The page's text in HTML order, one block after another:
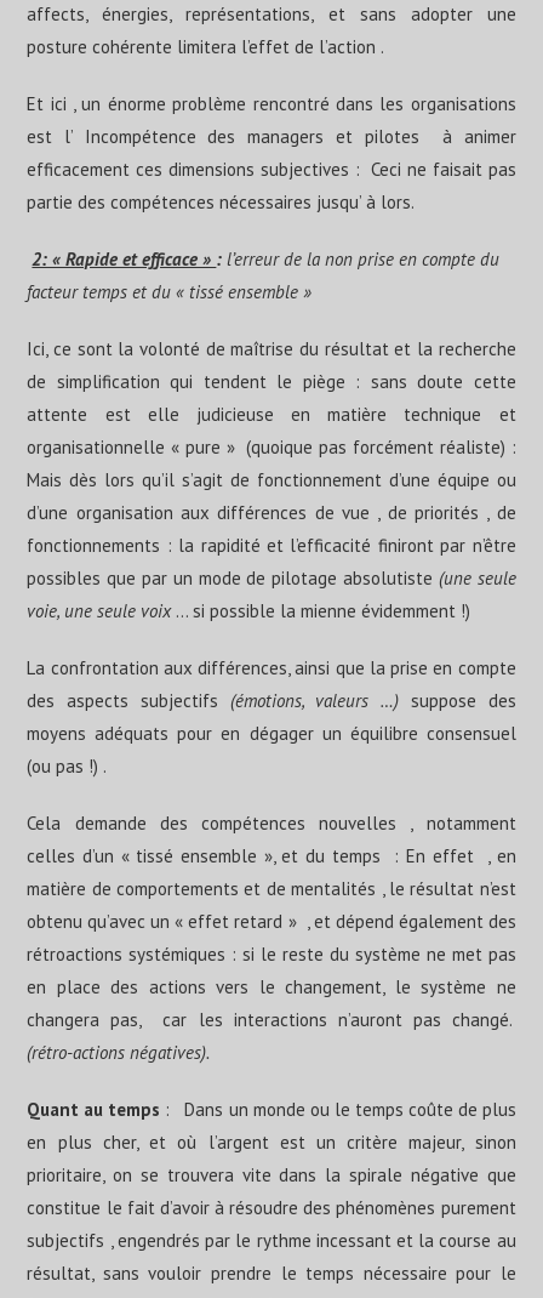
affects, énergies, représentations, et sans adopter une
posture cohérente limitera l’effet de l’action .
Et ici , un énorme problème rencontré dans les organisations
est l’ Incompétence des managers et pilotes à animer
efficacement ces dimensions subjectives : Ceci ne faisait pas
partie des compétences nécessaires jusqu’ à lors.
2: « Rapide et efficace » :l’erreur de la non prise en compte du
facteur temps et du « tissé ensemble »
Ici, ce sont la volonté de maîtrise du résultat et la recherche
de simplification qui tendent le piège : sans doute cette
attente est elle judicieuse en matière technique et
organisationnelle « pure » (quoique pas forcément réaliste) :
Mais dès lors qu’il s’agit de fonctionnement d’une équipe ou
d’une organisation aux différences de vue , de priorités , de
fonctionnements : la rapidité et l’efficacité finiront par n’être
possibles que par un mode de pilotage absolutiste (une seule
voie, une seule voix… si possible la mienne évidemment !)
La confrontation aux différences, ainsi que la prise en compte
des aspects subjectifs (émotions, valeurs …) suppose des
moyens adéquats pour en dégager un équilibre consensuel
(ou pas !) .
Cela demande des compétences nouvelles , notamment
celles d’un « tissé ensemble », et du temps : En effet , en
matière de comportements et de mentalités , le résultat n’est
obtenu qu’avec un « effet retard » , et dépend également des
rétroactions systémiques : si le reste du système ne met pas
en place des actions vers le changement, le système ne
changera pas, car les interactions n’auront pas changé.
(rétro-actions négatives).
Quant au temps : Dans un monde ou le temps coûte de plus
en plus cher, et où l’argent est un critère majeur, sinon
prioritaire, on se trouvera vite dans la spirale négative que
constitue le fait d’avoir à résoudre des phénomènes purement
subjectifs , engendrés par le rythme incessant et la course au
résultat, sans vouloir prendre le temps nécessaire pour le